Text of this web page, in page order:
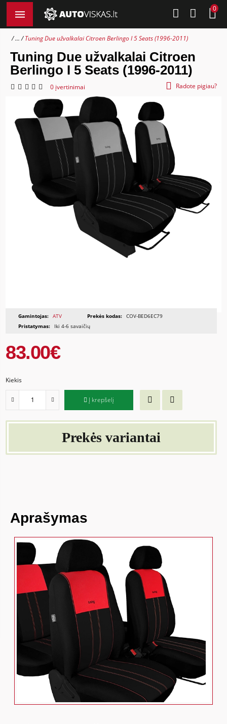
0
... Tuning Due užvalkalai Citroen Berlingo I 5 Seats (1996-2011)
Tuning Due užvalkalai Citroen
Berlingo I 5 Seats (1996-2011)
0 įvertinimai Radote pigiau?
Gamintojas: ATV Prekės kodas: COV-BED6EC79
Pristatymas:
Iki 4-6 savaičių
83.00€
Kiekis
Į krepšelį
Prekės variantai
Aprašymas